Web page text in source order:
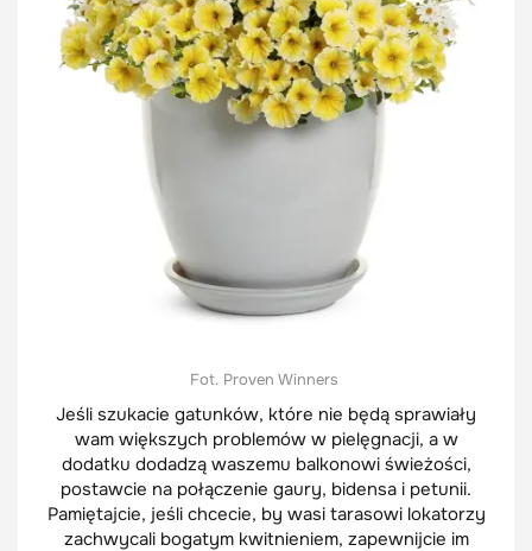
Fot. Proven Winners
Jeśli szukacie gatunków, które nie będą sprawiały
wam większych problemów w pielęgnacji, a w
dodatku dodadzą waszemu balkonowi świeżości,
postawcie na połączenie gaury, bidensa i petunii.
Pamiętajcie, jeśli chcecie, by wasi tarasowi lokatorzy
zachwycali bogatym kwitnieniem, zapewnijcie im